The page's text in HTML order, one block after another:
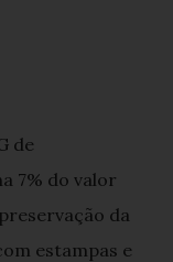
de
7% do valor
da
estampas e